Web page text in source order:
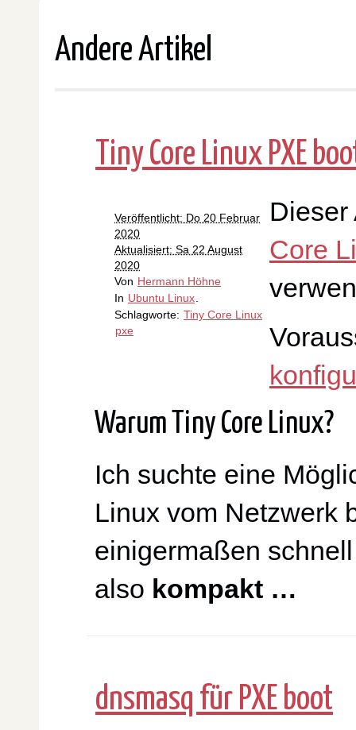
Andere Artikel
Tiny Core Linux PXE
Veröffentlicht: Do 20 Februar
2020
Aktualisiert: Sa 22 August
2020
Von Hermann Höhne
In Ubuntu Linux.
Schlagworte: Tiny Core Linux
pxe
Core
Warum Tiny Core Linux?
Ich suchte eine
Linux vom Netzwerk
einigermaßen
also kompakt …
dnsmasq für PXE boot